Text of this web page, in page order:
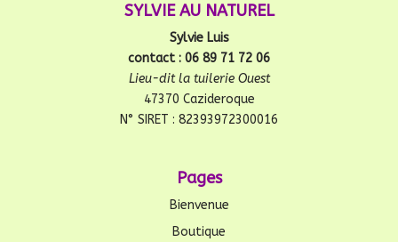
SYLVIE AU NATUREL
Sylvie Luis
contact : 06 89 71 72 06
Lieu-dit la tuilerie Ouest
47370 Cazideroque
N° SIRET : 82393972300016
Pages
Bienvenue
Boutique